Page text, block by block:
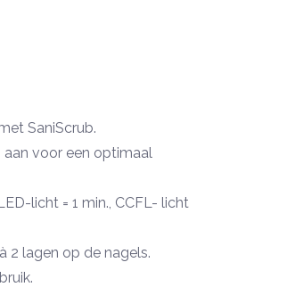
SaniScrub.
voor een optimaal
licht = 1 min., CCFL- licht
2 lagen op de nagels.